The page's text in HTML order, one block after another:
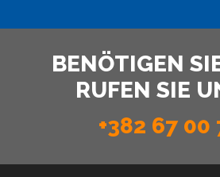
BENÖTIGEN
RUFEN SIE
+382 67 00